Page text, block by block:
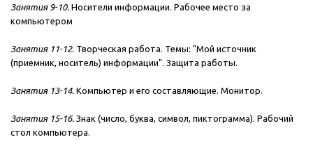
Занятия 9-10. Носители информации. Рабочее место за
компьютером
Занятия 11-12. Творческая работа. Темы: "Мой источник
(приемник, носитель) информации". Защита работы.
Занятия 13-14. Компьютер и его составляющие. Монитор.
Занятия 15-16. Знак (число, буква, символ, пиктограмма). Рабочий
стол компьютера.